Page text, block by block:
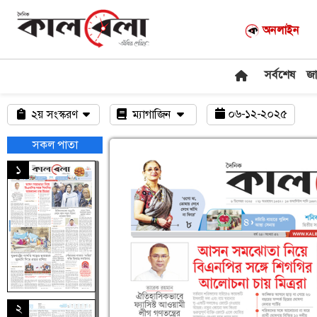
অনলাইন
সর্বশেষ
২য় সংস্করণ
সকল পাতা
১
২
ম্যাগাজিন ০৬-১২-২০২৫